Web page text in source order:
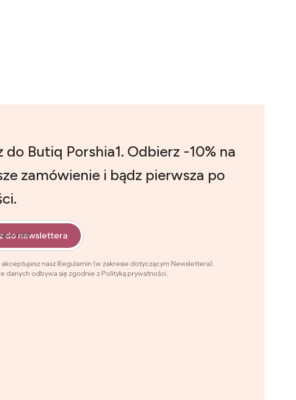
do Butiq Porshia1. Odbierz -10% na
zamówienie i bądz pierwsza po
e-mail
do newslettera
akceptujesz nasz Regulamin (w zakresie dotyczącym Newslettera).
danych odbywa się zgodnie z Polityką prywatności.